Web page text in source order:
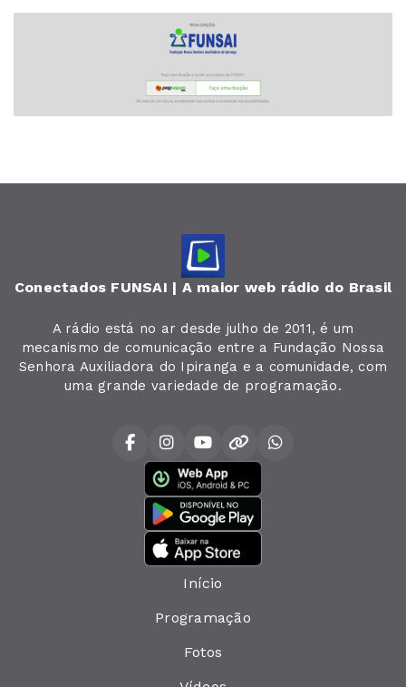
Conectados FUNSAI | A maior web rádio do Brasil
A rádio está no ar desde julho de 2011, é um
mecanismo de comunicação entre a Fundação Nossa
Senhora Auxiliadora do Ipiranga e a comunidade, com
uma grande variedade de programação.
Início
Programação
Fotos